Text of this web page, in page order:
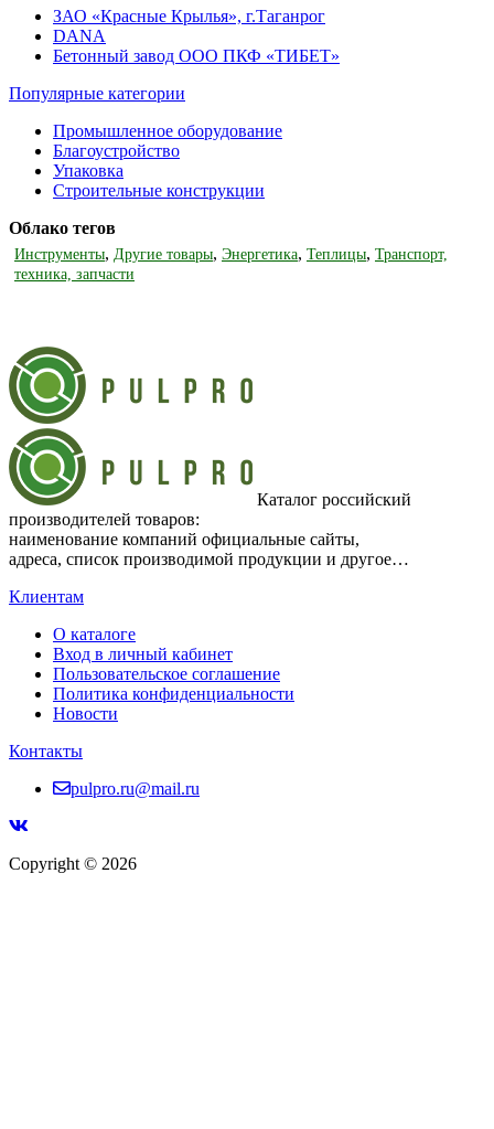
ЗАО «Красные Крылья», г.Таганрог
DANA
Бетонный завод ООО ПКФ «ТИБЕТ»
Популярные категории
Промышленное оборудование
Благоустройство
Упаковка
Строительные конструкции
Облако тегов
Инструменты, Другие товары, Энергетика, Теплицы, Транспорт,
техника, запчасти
Каталог российский
производителей товаров:
наименование компаний официальные сайты,
адреса, список производимой продукции и другое…
Клиентам
О каталоге
Вход в личный кабинет
Пользовательское соглашение
Политика конфиденциальности
Новости
Контакты
pulpro.ru@mail.ru
Copyright © 2026